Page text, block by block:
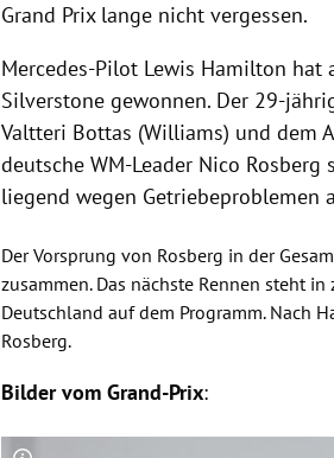
Grand Prix lange nicht vergessen.
Mercedes-Pilot Lewis Hamilton hat
Silverstone gewonnen. Der 29-
Valtteri Bottas (Williams) und dem
deutsche WM-Leader Nico Rosberg
liegend wegen Getriebeproblemen
Der Vorsprung von Rosberg in der
zusammen. Das nächste Rennen steht
Deutschland auf dem Programm. Nach
Rosberg.
Bilder vom Grand-Prix: